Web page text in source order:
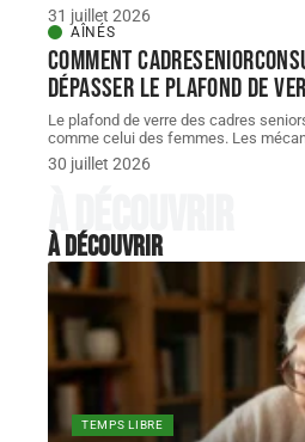
31 juillet 2026
AÎNÉS
Comment
dépasser le plafond de
Le plafond de verre des cadres
comme celui des femmes. Les
30 juillet 2026
À découvrir
À découvrir
TEMPS LIBRE